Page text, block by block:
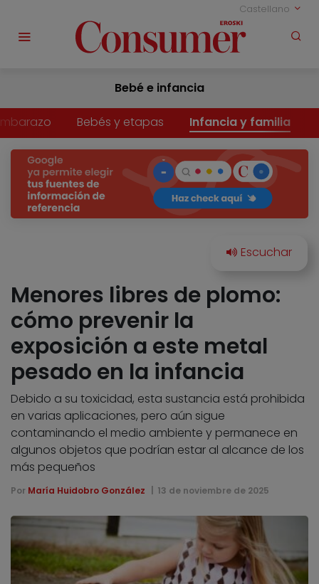
Castellano
Bebé e infancia
Bebés y etapas Infancia y familia
Menores libres de plomo:
cómo prevenir la
exposición a este metal
pesado en la infancia
Debido a su toxicidad, esta sustancia está prohibida
en varias aplicaciones, pero aún sigue
contaminando el medio ambiente y permanece en
algunos objetos que podrían estar al alcance de los
más pequeños
Por María Huidobro González 13 de noviembre de 2025